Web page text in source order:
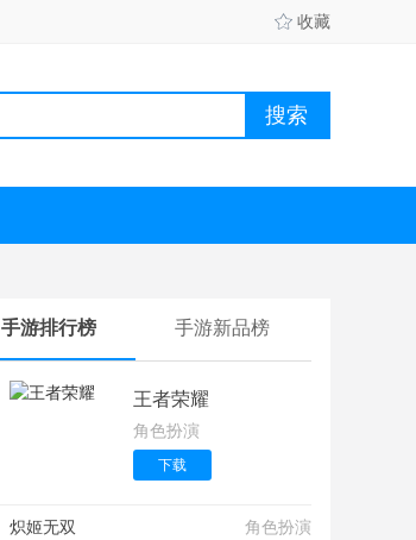
收藏
手游排行榜 手游新品榜
王者荣耀
角色扮演
下载
炽姬无双 角色扮演